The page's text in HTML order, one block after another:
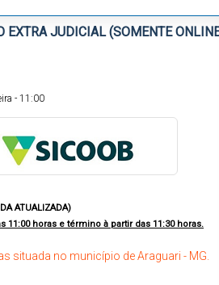
EXTRA JUDICIAL (SOMENTE
- 11:00
ATUALIZADA)
11:00 horas e término à partir das 11:30 horas.
situada no município de Araguari - MG.